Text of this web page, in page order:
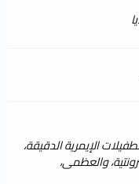
الإيمرية الدقيقة،
والعظمى،